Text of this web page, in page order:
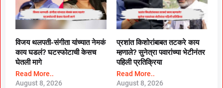
विजय थलपती-संगीता यांच्यात नेमकं
काय घडलं? घटस्फोटाची केसच
घेतली मागे
Read More..
August 8, 2026
प्रशांत किशोरांबाबत तटकरे काय
म्हणाले? सुनेत्रा पवारांच्या भेटीनंतर
पहिली प्रतिक्रिया
Read More..
August 8, 2026